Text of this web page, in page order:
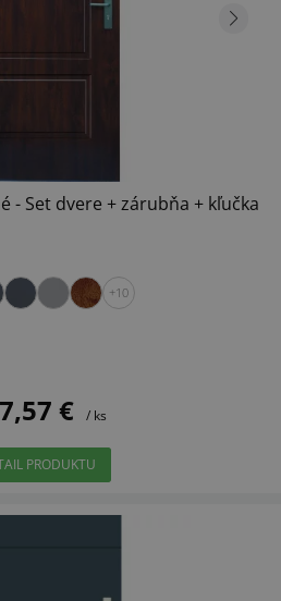
- Set dvere + zárubňa + kľučka
+10
€ / ks
PRODUKTU